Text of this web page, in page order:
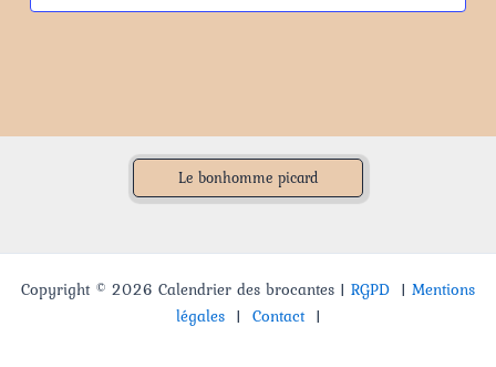
Le bonhomme picard
Copyright © 2026 Calendrier des brocantes | RGPD | Mentions
légales| Contact|